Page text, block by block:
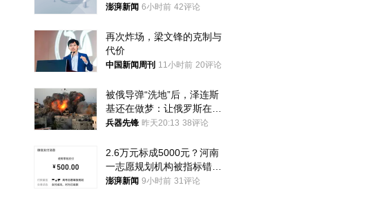
迁款八年未果
澎湃新闻 6小时前 42评论
再次炸场，梁文锋的克制与
代价
中国新闻周刊 11小时前 20评论
被俄导弹“洗地”后，泽连斯
基还在做梦：让俄罗斯在冬
季前求和？
兵器先锋 昨天20:13 38评论
2.6万元标成5000元？河南
一志愿规划机构被指标错学
费致考生复读
澎湃新闻 9小时前 31评论